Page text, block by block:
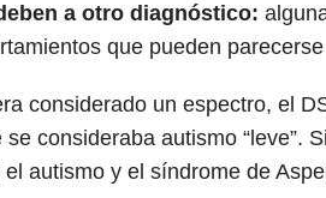
a otro diagnóstico:
que pueden
considerado un espectro, el
consideraba autismo “leve”.
autismo y el síndrome de